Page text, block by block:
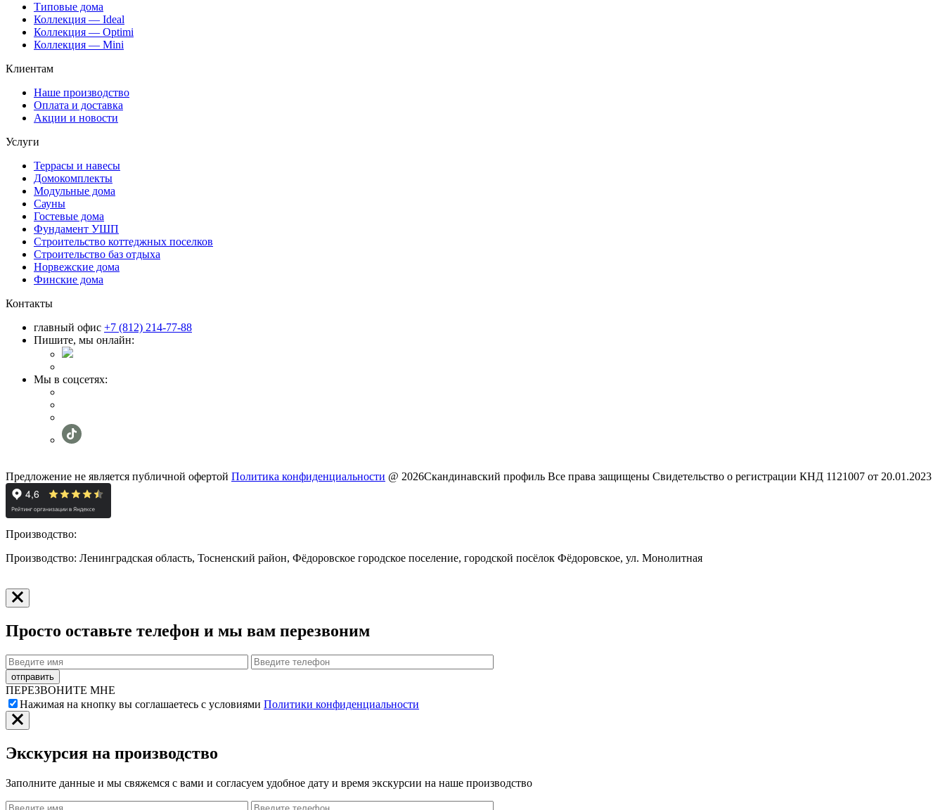
Типовые дома
Коллекция — Ideal
Коллекция — Optimi
Коллекция — Mini
Клиентам
Наше производство
Оплата и доставка
Акции и новости
Услуги
Террасы и навесы
Домокомплекты
Модульные дома
Сауны
Гостевые дома
Фундамент УШП
Строительство коттеджных поселков
Строительство баз отдыха
Норвежские дома
Финские дома
Контакты
главный офис +7 (812) 214-77-88
Пишите, мы онлайн:
Мы в соцсетях:
Предложение не является публичной офертой Политика конфиденциальности @ 2026Скандинавский профиль Все права защищены Свидетельство о регистрации КНД 1121007 от 20.01.2023
Производство:
Производство: Ленинградская область, Тосненский район, Фёдоровское городское поселение, городской посёлок Фёдоровское, ул. Монолитная
Просто оставьте телефон и мы вам перезвоним
ПЕРЕЗВОНИТЕ МНЕ
Нажимая на кнопку вы соглашаетесь с условиями Политики конфиденциальности
Экскурсия на производство
Заполните данные и мы свяжемся с вами и согласуем удобное дату и время экскурсии на наше производство